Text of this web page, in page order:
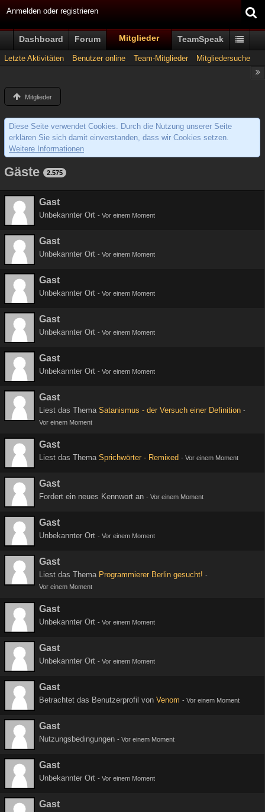
Anmelden oder registrieren
Dashboard Forum Mitglieder TeamSpeak
Letzte Aktivitäten Benutzer online Team-Mitglieder Mitgliedersuche
Mitglieder
Diese Seite verwendet Cookies. Durch die Nutzung unserer Seite
erklären Sie sich damit einverstanden, dass wir Cookies setzen.
Weitere Informationen
Gäste 2.575
Gast
Unbekannter Ort - Vor einem Moment
Gast
Unbekannter Ort - Vor einem Moment
Gast
Unbekannter Ort - Vor einem Moment
Gast
Unbekannter Ort - Vor einem Moment
Gast
Unbekannter Ort - Vor einem Moment
Gast
Liest das Thema Satanismus - der Versuch einer Definition -
Vor einem Moment
Gast
Liest das Thema Sprichwörter - Remixed - Vor einem Moment
Gast
Fordert ein neues Kennwort an - Vor einem Moment
Gast
Unbekannter Ort - Vor einem Moment
Gast
Liest das Thema Programmierer Berlin gesucht! -
Vor einem Moment
Gast
Unbekannter Ort - Vor einem Moment
Gast
Unbekannter Ort - Vor einem Moment
Gast
Betrachtet das Benutzerprofil von Venom - Vor einem Moment
Gast
Nutzungsbedingungen - Vor einem Moment
Gast
Unbekannter Ort - Vor einem Moment
Gast